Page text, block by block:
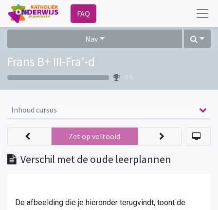
FAQ
Nav
Frans B+ III-Fra’-d
0 %
Inhoud cursus
Verschil met de oude leerplannen
Zet op voltooid
De afbeelding die je hieronder terugvindt, toont de